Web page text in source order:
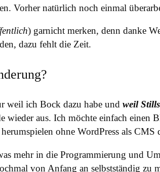
Vorher natürlich noch einmal
) garnicht merken, denn danke
dazu fehlt die Zeit.
ich Bock dazu habe und weil
wieder aus. Ich möchte einfach einen
ohne WordPress als CMS
mehr in die Programmierung und
von Anfang an selbstständig